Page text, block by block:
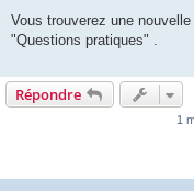
s
a
Vous trouverez une
"Questions pratiques" .
Répondre
1